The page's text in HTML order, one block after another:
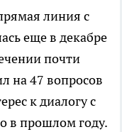
линия с
еще в декабре
почти
на 47 вопросов
к диалогу с
в прошлом году.